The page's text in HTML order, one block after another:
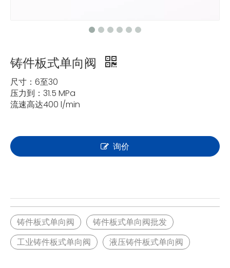
铸件板式单向阀
尺寸：6至30
压力到：31.5 MPa
流速高达400 l/min
询价
铸件板式单向阀
铸件板式单向阀批发
工业铸件板式单向阀
液压铸件板式单向阀